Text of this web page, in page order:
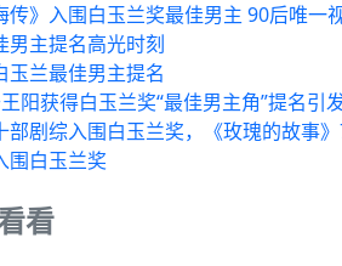
传》入围白玉兰奖最佳男主 90后唯一
男主提名高光时刻
玉兰最佳男主提名
阳获得白玉兰奖“最佳男主角”提名引
部剧综入围白玉兰奖，《玫瑰的故事
围白玉兰奖
看